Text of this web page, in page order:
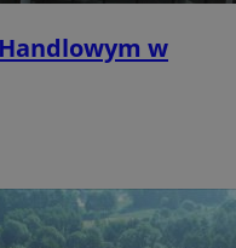
w